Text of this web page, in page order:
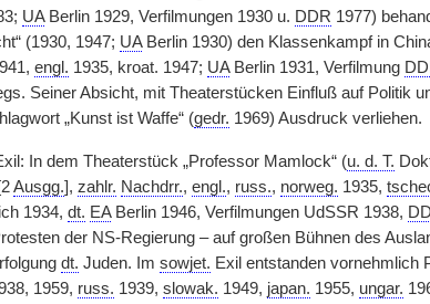
UABerlin 1929, Verfilmungen 1930 u. DDR 1977)
(1930, 1947; UABerlin 1930) den Klassenkampf in
engl. 1935, kroat. 1947; UABerlin 1931, Verfilmung
Seiner Absicht, mit Theaterstücken Einfluß auf Politik
„Kunst ist Waffe“ (gedr. 1969) Ausdruck verliehen.
In dem Theaterstück „Professor Mamlock“ (u. d. T.
Ausgg.], zahlr. Nachdrr., engl., russ., norweg. 1935,
1934, dt. EABerlin 1946, Verfilmungen UdSSR 1938,
der NS-Regierung – auf großen Bühnen des
dt. Juden. Im sowjet. Exil entstanden vornehmlich
1959, russ. 1939, slowak. 1949, japan. 1955, ungar.